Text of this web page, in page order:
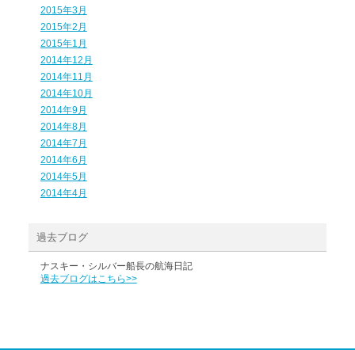
2015年3月
2015年2月
2015年1月
2014年12月
2014年11月
2014年10月
2014年9月
2014年8月
2014年7月
2014年6月
2014年5月
2014年4月
過去ブログ
ナスキー・シルバー船長の航海日記
過去ブログはこちら>>